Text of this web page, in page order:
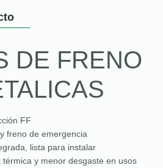
DE FRENO
FF
freno de emergencia
lista para instalar
térmica y menor desgaste en usos